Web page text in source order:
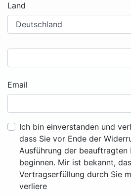
Land
Email
Ich bin einverstanden und
dass Sie vor Ende der
Ausführung der beauftragten
beginnen. Mir ist bekannt,
Vertragserfüllung durch Sie
verliere